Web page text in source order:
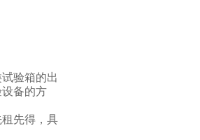
验箱的出
备的方
先得，具